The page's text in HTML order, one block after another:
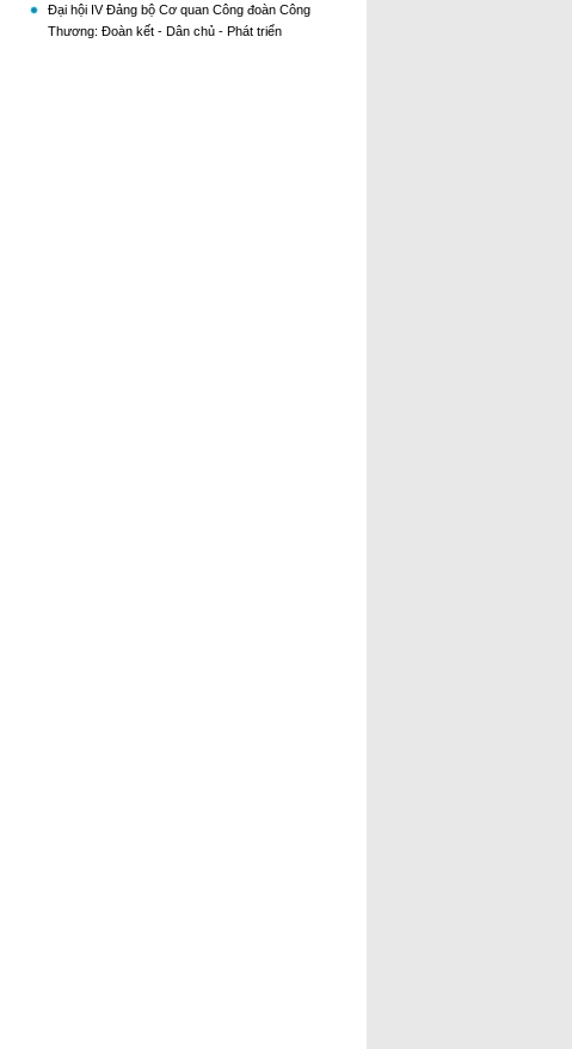
Đại hội IV Đảng bộ Cơ quan Công đoàn Công
Thương: Đoàn kết - Dân chủ - Phát triển